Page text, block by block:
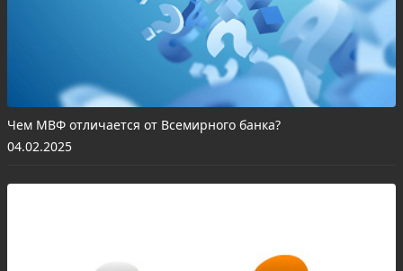
Чем МВФ отличается от Всемирного банка?
04.02.2025